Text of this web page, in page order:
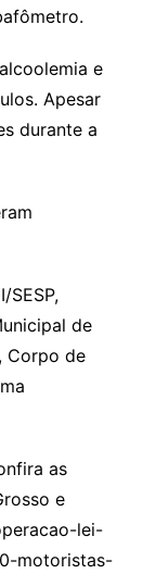
e
Apesar
durante a
SESP,
de
Corpo de
as
e
lei-
motoristas-